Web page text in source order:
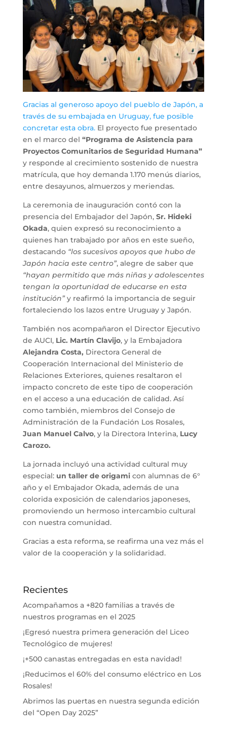
Gracias al generoso apoyo del pueblo de Japón, a
través de su embajada en Uruguay, fue posible
concretar esta obra. El proyecto fue presentado
en el marco del “Programa de Asistencia para
Proyectos Comunitarios de Seguridad Humana”
y responde al crecimiento sostenido de nuestra
matrícula, que hoy demanda 1.170 menús diarios,
entre desayunos, almuerzos y meriendas.
La ceremonia de inauguración contó con la
presencia del Embajador del Japón,Sr. Hideki
Okada, quien expresó su reconocimiento a
quienes han trabajado por años en este sueño,
destacando “los sucesivos apoyos que hubo de
Japón hacia este centro”, alegre de saber que
“hayan permitido que más niñas y adolescentes
tengan la oportunidad de educarse en esta
institución”y reafirmó la importancia de seguir
fortaleciendo los lazos entre Uruguay y Japón.
También nos acompañaron el Director Ejecutivo
de AUCI, Lic. Martín Clavijo, y la Embajadora
Alejandra Costa, Directora General de
Cooperación Internacional del Ministerio de
Relaciones Exteriores, quienes resaltaron el
impacto concreto de este tipo de cooperación
en el acceso a una educación de calidad. Así
como también, miembros del Consejo de
Administración de la Fundación Los Rosales,
Juan Manuel Calvo, y la Directora Interina, Lucy
Carozo.
La jornada incluyó una actividad cultural muy
especial: un taller de origami con alumnas de 6°
año y el Embajador Okada, además de una
colorida exposición de calendarios japoneses,
promoviendo un hermoso intercambio cultural
con nuestra comunidad.
Gracias a esta reforma, se reafirma una vez más el
valor de la cooperación y la solidaridad.
Recientes
Acompañamos a +820 familias a través de
nuestros programas en el 2025
¡Egresó nuestra primera generación del Liceo
Tecnológico de mujeres!
¡+500 canastas entregadas en esta navidad!
¡Reducimos el 60% del consumo eléctrico en Los
Rosales!
Abrimos las puertas en nuestra segunda edición
del “Open Day 2025”